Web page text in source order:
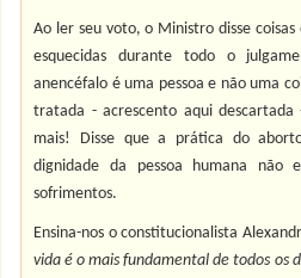
Ao ler seu voto, o Ministro disse
esquecidas durante todo o
anencéfalo é uma pessoa e não uma
tratada - acrescento aqui descartada
mais! Disse que a prática do
dignidade da pessoa humana não
sofrimentos.
Ensina-nos o constitucionalista
vida é o mais fundamental de todos os